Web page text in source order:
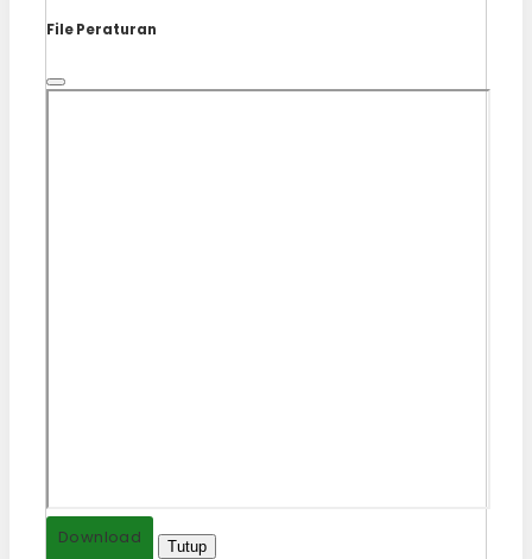
File Peraturan
Download Tutup